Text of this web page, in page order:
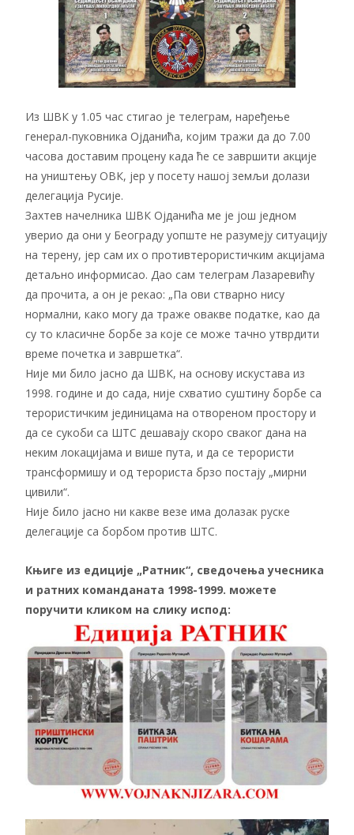
Из ШВК у 1.05 час стигао је телеграм, наређење
генерал-пуковника Ојданића, којим тражи да до 7.00
часова доставим процену када ће се завршити акције
на уништењу ОВК, јер у посету нашој земљи долази
делегација Русије.
Захтев начелника ШВК Ојданића ме је још једном
уверио да они у Београду уопште не разумеју ситуацију
на терену, јер сам их о противтерористичким акцијама
детаљно информисао. Дао сам телеграм Лазаревићу
да прочита, а он је рекао: „Па ови стварно нису
нормални, како могу да траже овакве податке, као да
су то класичне борбе за које се може тачно утврдити
време почетка и завршетка“.
Није ми било јасно да ШВК, на основу искустава из
1998. године и до сада, није схватио суштину борбе са
терористичким јединицама на отвореном простору и
да се сукоби са ШТС дешавају скоро сваког дана на
неким локацијама и више пута, и да се терористи
трансформишу и од терориста брзо постају „мирни
цивили“.
Није било јасно ни какве везе има долазак руске
делегације са борбом против ШТС.
Књиге из едиције „Ратник“, сведочења учесника
и ратних команданата 1998-1999. можете
поручити кликом на слику испод: